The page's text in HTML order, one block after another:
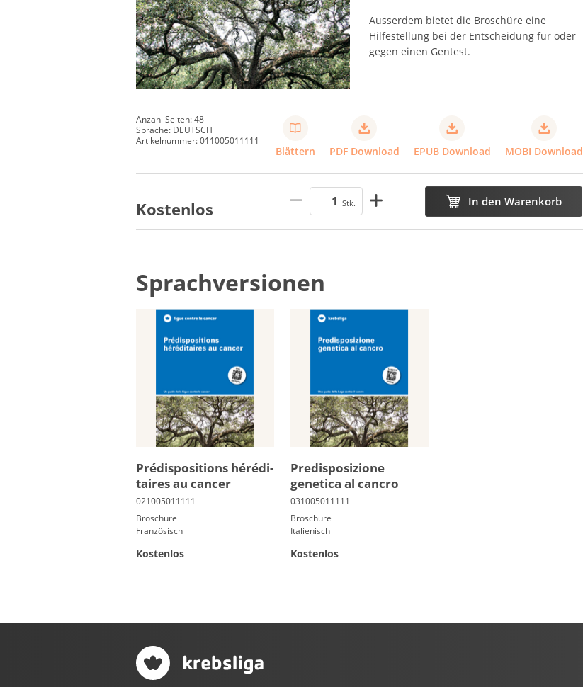
Ausserdem bietet die Broschüre eine
Hilfestellung bei der Entscheidung für oder
gegen einen Gentest.
Anzahl Seiten: 48
Sprache: DEUTSCH
Artikelnummer: 011005011111
Blättern PDF Download EPUB Download MOBI Download
Kostenlos Stk. In den Warenkorb
Sprachversionen
Pré­dis­po­si­tions hé­ré­di­
taires au can­cer
Broschüre
Französisch
Kostenlos
Pre­di­spo­sizione
genetica al cancro
Broschüre
Italienisch
Kostenlos